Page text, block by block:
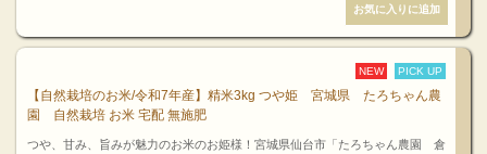
NEW PICK UP
【自然栽培のお米/令和7年産】精米3kg つや姫 宮城県 たろちゃん農
園 自然栽培 お米 宅配 無施肥
つや、甘み、旨みが魅力のお米のお姫様！宮城県仙台市「たろちゃん農園 倉